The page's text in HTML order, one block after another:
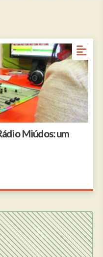
Miúdos: um